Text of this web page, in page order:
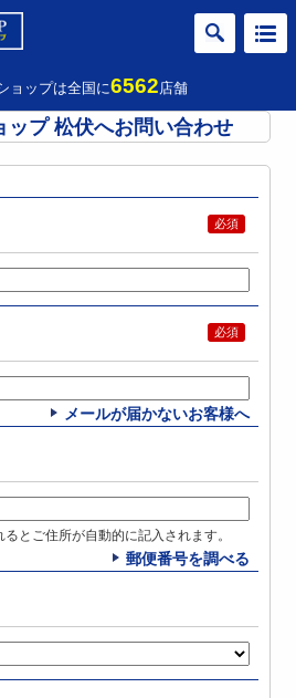
ョップは全国に6562店舗
ップ 松伏へお問い合わせ
メールが届かないお客様へ
とご住所が自動的に記入されます。
郵便番号を調べる